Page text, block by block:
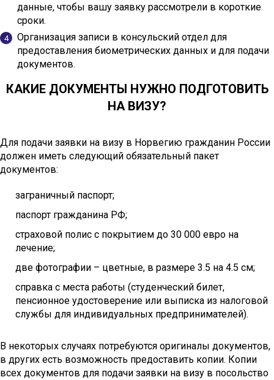
данные, чтобы вашу заявку рассмотрели в короткие
сроки.
Организация записи в консульский отдел для
предоставления биометрических данных и для подачи
документов.
КАКИЕ ДОКУМЕНТЫ НУЖНО ПОДГОТОВИТЬ
НА ВИЗУ?
Для подачи заявки на визу в Норвегию гражданин России
должен иметь следующий обязательный пакет
документов:
заграничный паспорт;
паспорт гражданина РФ;
страховой полис с покрытием до 30 000 евро на
лечение;
две фотографии – цветные, в размере 3.5 на 4.5 см;
справка с места работы (студенческий билет,
пенсионное удостоверение или выписка из налоговой
службы для индивидуальных предпринимателей).
В некоторых случаях потребуются оригиналы документов,
в других есть возможность предоставить копии. Копии
всех документов для подачи заявки на визу в посольство